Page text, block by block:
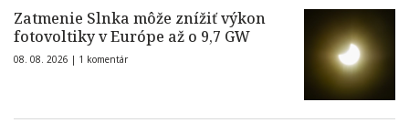
Zatmenie Slnka môže znížiť výkon
fotovoltiky v Európe až o 9,7 GW
08. 08. 2026 | 1 komentár